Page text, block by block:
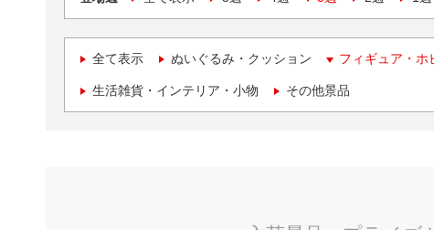
全て表示 ぬいぐるみ・クッション フィギュア・ホ
生活雑貨・インテリア・小物 その他景品